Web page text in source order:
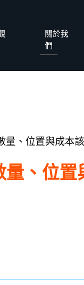
關於我
們
、位置與成本
、位置